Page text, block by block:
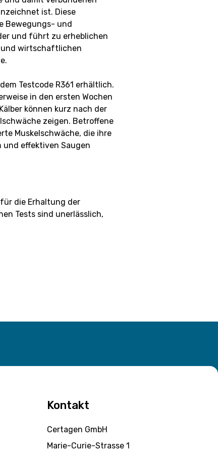
ist. Diese
Bewegungs- und
und führt zu erheblichen
und wirtschaftlichen
Testcode R361 erhältlich.
in den ersten Wochen
können kurz nach der
zeigen. Betroffene
Muskelschwäche, die ihre
und effektiven Saugen
die Erhaltung der
Tests sind unerlässlich,
Kontakt
Certagen GmbH
Marie-Curie-Strasse 1